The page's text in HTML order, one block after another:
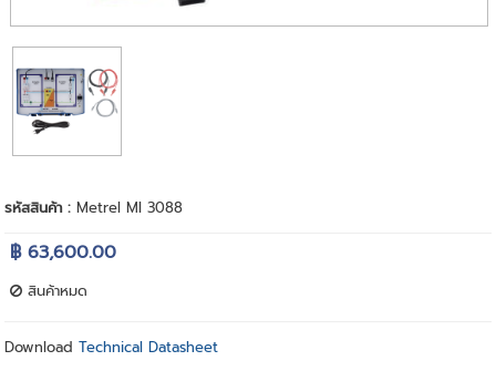
รหัสสินค้า :Metrel MI 3088
฿ 63,600.00
สินค้าหมด
DownloadTechnical Datasheet